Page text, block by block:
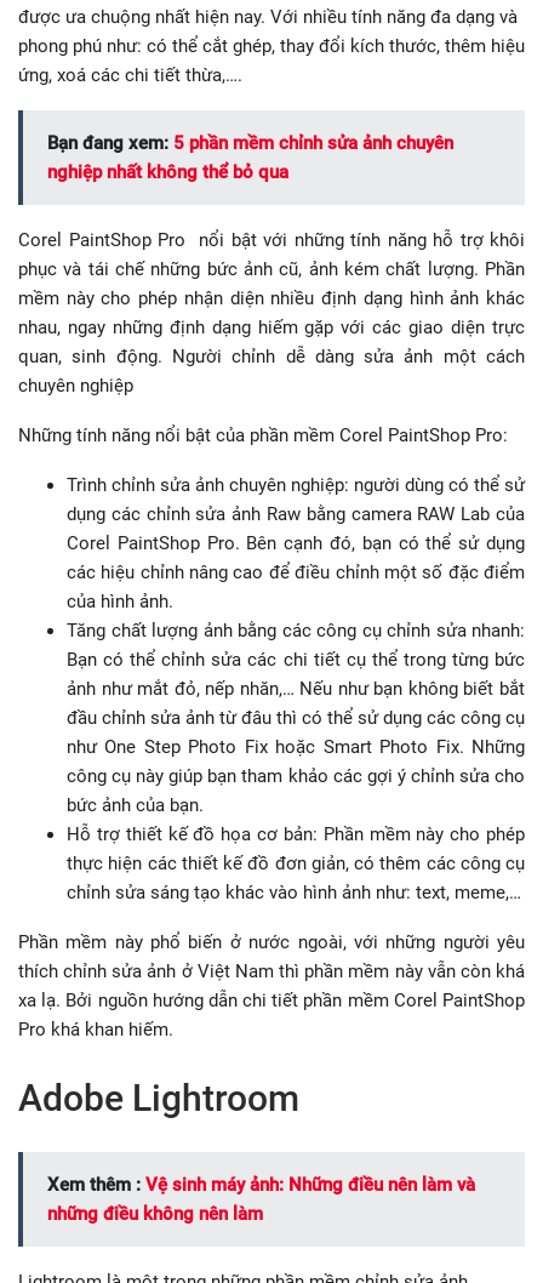
được ưa chuộng nhất hiện nay. Với nhiều tính năng đa dạng và
phong phú như: có thể cắt ghép, thay đổi kích thước, thêm hiệu
ứng, xoá các chi tiết thừa,….
Bạn đang xem: 5 phần mềm chỉnh sửa ảnh chuyên
nghiệp nhất không thể bỏ qua
Corel PaintShop Pro nổi bật với những tính năng hỗ trợ khôi
phục và tái chế những bức ảnh cũ, ảnh kém chất lượng. Phần
mềm này cho phép nhận diện nhiều định dạng hình ảnh khác
nhau, ngay những định dạng hiếm gặp với các giao diện trực
quan, sinh động. Người chỉnh dễ dàng sửa ảnh một cách
chuyên nghiệp
Những tính năng nổi bật của phần mềm Corel PaintShop Pro:
Trình chỉnh sửa ảnh chuyên nghiệp: người dùng có thể sử
dụng các chỉnh sửa ảnh Raw bằng camera RAW Lab của
Corel PaintShop Pro. Bên cạnh đó, bạn có thể sử dụng
các hiệu chỉnh nâng cao để điều chỉnh một số đặc điểm
của hình ảnh.
Tăng chất lượng ảnh bằng các công cụ chỉnh sửa nhanh:
Bạn có thể chỉnh sửa các chi tiết cụ thể trong từng bức
ảnh như mắt đỏ, nếp nhăn,… Nếu như bạn không biết bắt
đầu chỉnh sửa ảnh từ đâu thì có thể sử dụng các công cụ
nhưOne Step Photo Fix hoặc Smart Photo Fix. Những
công cụ này giúp bạn tham khảo các gợi ý chỉnh sửa cho
bức ảnh của bạn.
Hỗ trợ thiết kế đồ họa cơ bản: Phần mềm này cho phép
thực hiện các thiết kế đồ đơn giản, có thêm các công cụ
chỉnh sửa sáng tạo khác vào hình ảnh như: text, meme,…
Phần mềm này phổ biến ở nước ngoài, với những người yêu
thích chỉnh sửa ảnh ở Việt Nam thì phần mềm này vẫn còn khá
xa lạ. Bởi nguồn hướng dẫn chi tiết phần mềm Corel PaintShop
Pro khá khan hiếm.
Adobe Lightroom
Xem thêm : Vệ sinh máy ảnh: Những điều nên làm và
những điều không nên làm